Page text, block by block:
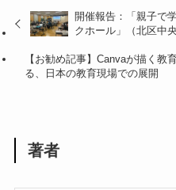
開催報告：「親子で
クホール」（北区中
【お勧め記事】Canvaが描く
る、日本の教育現場での展開
著者